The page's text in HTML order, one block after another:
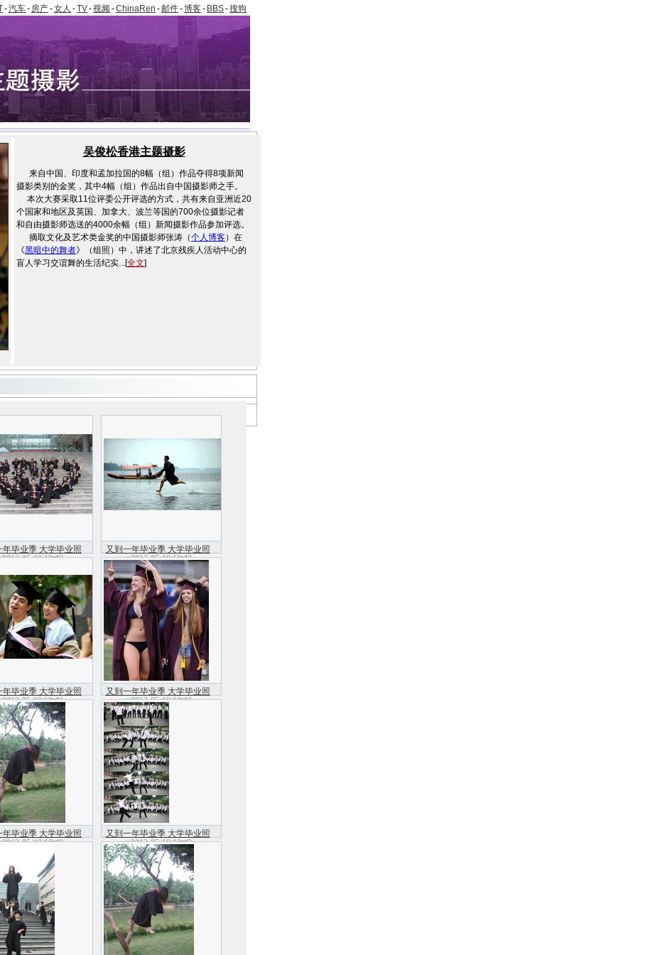
-汽车- 房产-女人 -TV-视频-ChinaRen -邮件-博客- BBS-搜狗
吴俊松香港主题摄影
来自中国、印度和孟加拉国的8幅（组）作品夺得8项新闻
摄影类别的金奖，其中4幅（组）作品出自中国摄影师之手。
本次大赛采取11位评委公开评选的方式，共有来自亚洲近20
个国家和地区及英国、加拿大、波兰等国的700余位摄影记者
和自由摄影师选送的4000余幅（组）新闻摄影作品参加评选。
摘取文化及艺术类金奖的中国摄影师张涛（个人博客）在
《黑暗中的舞者》（组照）中，讲述了北京残疾人活动中心的
盲人学习交谊舞的生活纪实...[全文]
年毕业季 大学毕业照
疯狂怎行(组图)
2012-05-18 10:40
又到一年毕业季 大学毕业照
不疯狂怎行(组图)
2012-05-18 10:40
年毕业季 大学毕业照
疯狂怎行(组图)
2012-05-18 10:40
又到一年毕业季 大学毕业照
不疯狂怎行(组图)
2012-05-18 10:40
年毕业季 大学毕业照
疯狂怎行(组图)
2012-05-18 10:40
又到一年毕业季 大学毕业照
不疯狂怎行(组图)
2012-05-18 10:40